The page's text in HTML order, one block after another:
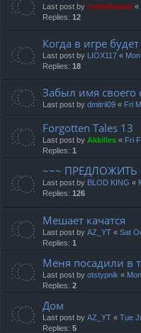
Last post by compbatant «
Replies: 12
Когда в игре будет
Last post by LIOX117 «
Replies: 18
Забыл имя своего
Last post by dmitrii09 « Fri
Forgotten Tales 13
Last post by Akkilles « Fri
Replies: 1
~~~ ПРЕДЛОЖИТЬ
Last post by BLOD KING «
Replies: 126
Мешает качатся
Last post by AZ_YT « Sat
Replies: 1
Меня посадили в
Last post by otstypnik «
Replies: 2
Дом
Last post by AZ_YT « Tue
Replies: 5